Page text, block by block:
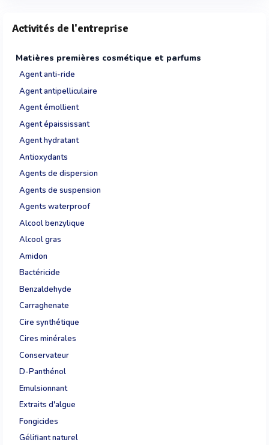
Activités de l'entreprise
Matières premières cosmétique et parfums
Agent anti-ride
Agent antipelliculaire
Agent émollient
Agent épaississant
Agent hydratant
Antioxydants
Agents de dispersion
Agents de suspension
Agents waterproof
Alcool benzylique
Alcool gras
Amidon
Bactéricide
Benzaldehyde
Carraghenate
Cire synthétique
Cires minérales
Conservateur
D-Panthénol
Emulsionnant
Extraits d'algue
Fongicides
Gélifiant naturel